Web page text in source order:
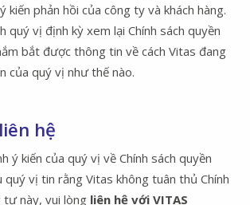
kiến phản hồi của công ty và khách hàng.
quý vị định kỳ xem lại Chính sách quyền
bắt được thông tin về cách Vitas đang
của quý vị như thế nào.
hệ
ý kiến của quý vị về Chính sách quyền
vị tin rằng Vitas không tuân thủ Chính
tư này, vui lòng liên hệ với VITAS